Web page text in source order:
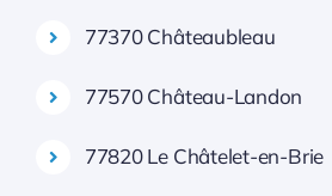
77370 Châteaubleau
77570 Château-Landon
77820 Le Châtelet-en-Brie